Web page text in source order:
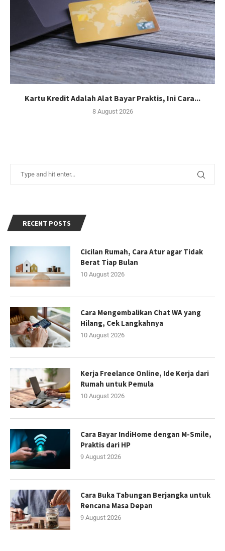
Kartu Kredit Adalah Alat Bayar Praktis, Ini Cara...
8 August 2026
RECENT POSTS
Cicilan Rumah, Cara Atur agar Tidak
Berat Tiap Bulan
10 August 2026
Cara Mengembalikan Chat WA yang
Hilang, Cek Langkahnya
10 August 2026
Kerja Freelance Online, Ide Kerja dari
Rumah untuk Pemula
10 August 2026
Cara Bayar IndiHome dengan M-Smile,
Praktis dari HP
9 August 2026
Cara Buka Tabungan Berjangka untuk
Rencana Masa Depan
9 August 2026